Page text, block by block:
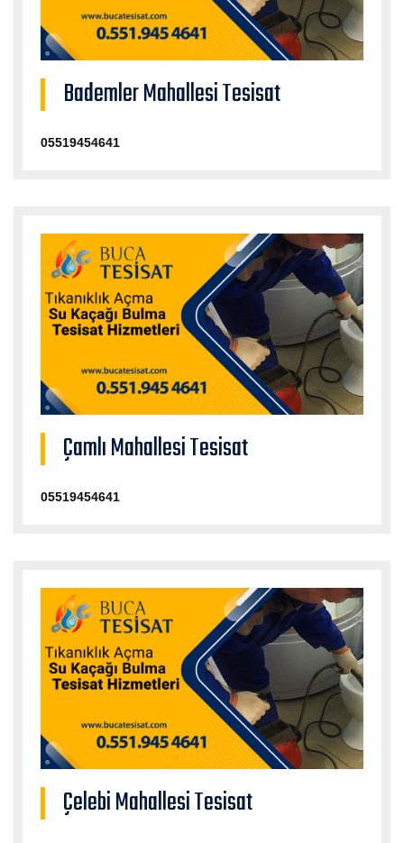
Bademler Mahallesi Tesisat
05519454641
Çamlı Mahallesi Tesisat
05519454641
Çelebi Mahallesi Tesisat